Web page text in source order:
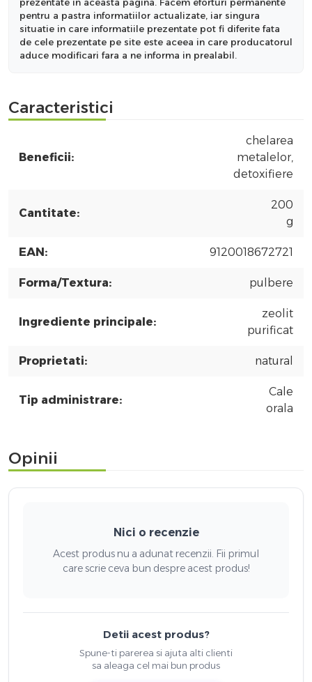
pentru a pastra informatiilor actualizate, iar singura
situatie in care informatiile prezentate pot fi diferite fata
de cele prezentate pe site este aceea in care producatorul
aduce modificari fara a ne informa in prealabil.
Caracteristici
Beneficii:
chelarea
metalelor,
detoxifiere
Cantitate:
200
g
EAN: 9120018672721
Forma/Textura: pulbere
Ingrediente principale:
zeolit
purificat
Proprietati: natural
Tip administrare:
Cale
orala
Opinii
Nici o recenzie
Acest produs nu a adunat recenzii. Fii primul
care scrie ceva bun despre acest produs!
Detii acest produs?
Spune-ti parerea si ajuta alti clienti
sa aleaga cel mai bun produs